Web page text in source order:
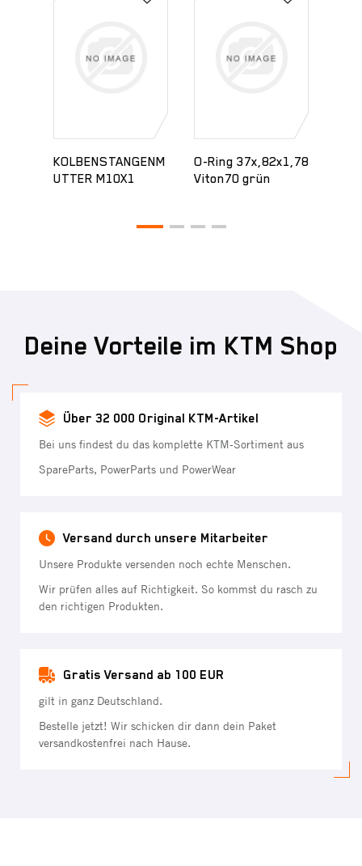
KOLBENSTANGENM
UTTER M10X1
O-Ring 37x,82x1,78
Viton70 grün
Deine Vorteile im KTM Shop
Über 32 000 Original KTM-Artikel
Bei uns findest du das komplette KTM-Sortiment aus
SpareParts, PowerParts und PowerWear
Versand durch unsere Mitarbeiter
Unsere Produkte versenden noch echte Menschen.
Wir prüfen alles auf Richtigkeit. So kommst du rasch zu
den richtigen Produkten.
Gratis Versand ab 100 EUR
gilt in ganz Deutschland.
Bestelle jetzt! Wir schicken dir dann dein Paket
versandkostenfrei nach Hause.